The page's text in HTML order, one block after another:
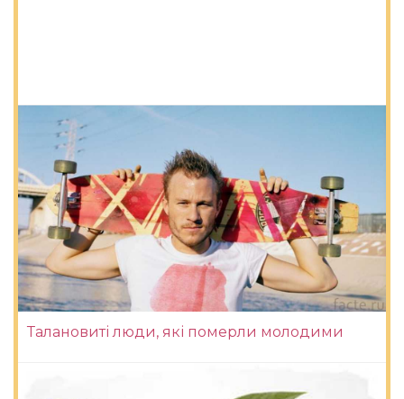
Талановиті люди, які померли молодими